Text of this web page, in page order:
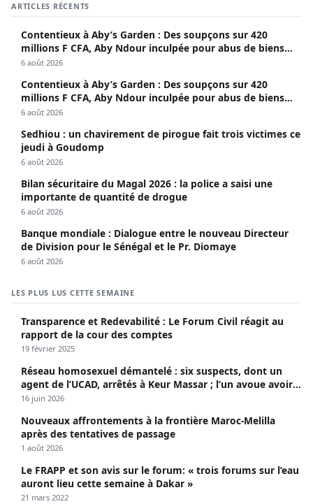
ARTICLES RÉCENTS
Contentieux à Aby’s Garden : Des soupçons sur 420
millions F CFA, Aby Ndour inculpée pour abus de biens
sociaux
6 août 2026
Contentieux à Aby’s Garden : Des soupçons sur 420
millions F CFA, Aby Ndour inculpée pour abus de biens
sociaux
6 août 2026
Sedhiou : un chavirement de pirogue fait trois victimes ce
jeudi à Goudomp
6 août 2026
Bilan sécuritaire du Magal 2026 : la police a saisi une
importante de quantité de drogue
6 août 2026
Banque mondiale : Dialogue entre le nouveau Directeur
de Division pour le Sénégal et le Pr. Diomaye
6 août 2026
LES PLUS LUS CETTE SEMAINE
Transparence et Redevabilité : Le Forum Civil réagit au
rapport de la cour des comptes
19 février 2025
Réseau homosexuel démantelé : six suspects, dont un
agent de l’UCAD, arrêtés à Keur Massar ; l’un avoue avoir
propagé le VIH depuis 2018
16 juin 2026
Nouveaux affrontements à la frontière Maroc-Melilla
après des tentatives de passage
1 août 2026
Le FRAPP et son avis sur le forum: « trois forums sur l’eau
auront lieu cette semaine à Dakar »
21 mars 2022